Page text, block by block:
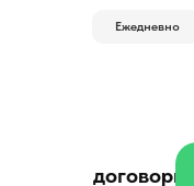
договорная
Ежедневно